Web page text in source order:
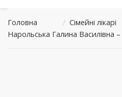
Головна / Сімейні лікарі
Нарольська Галина Василівна